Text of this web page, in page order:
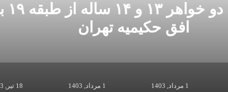
پادکستر ایرانی بعد از قتل
همسرش!
1 مرداد, 1403 1 مرداد, 1403 18 تیر, 1403